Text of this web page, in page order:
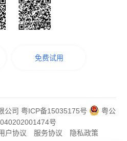
免费试用
公司 粤ICP备15035175号
粤公
号
户协议 服务协议 隐私政策